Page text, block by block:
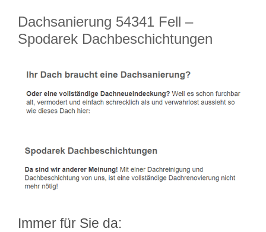
Dachsanierung 54341 Fell –
Spodarek Dachbeschichtungen
Immer für Sie da: